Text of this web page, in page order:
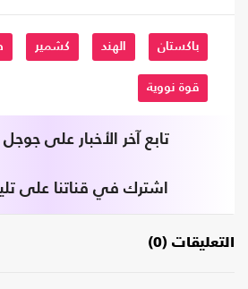
باكستان الهند كشمير
قوة نووية
تابع آخر الأخبار على جوجل
اشترك في قناتنا على
التعليقات (0)